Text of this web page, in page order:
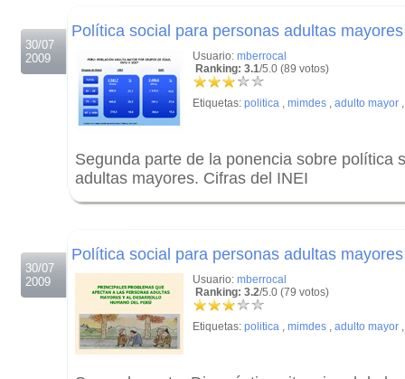
30/07
2009
Política social para personas adultas mayores
Usuario: mberrocal
Ranking: 3.1/5.0 (89 votos)
Etiquetas: politica , mimdes , adulto mayor
Segunda parte de la ponencia sobre política
adultas mayores. Cifras del INEI
30/07
2009
Política social para personas adultas mayores
Usuario: mberrocal
Ranking: 3.2/5.0 (79 votos)
Etiquetas: politica , mimdes , adulto mayor